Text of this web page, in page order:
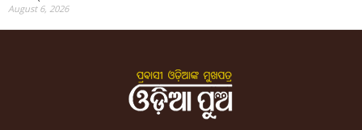
August 6, 2026